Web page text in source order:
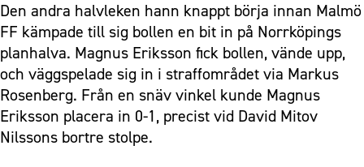
Den andra halvleken hann knappt börja innan Malmö
FF kämpade till sig bollen en bit in på Norrköpings
planhalva. Magnus Eriksson fick bollen, vände upp,
och väggspelade sig in i straffområdet via Markus
Rosenberg. Från en snäv vinkel kunde Magnus
Eriksson placera in 0-1, precist vid David Mitov
Nilssons bortre stolpe.